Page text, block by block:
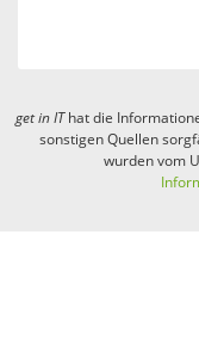
get in IThat die
sonstigen Quellen
wurden vom